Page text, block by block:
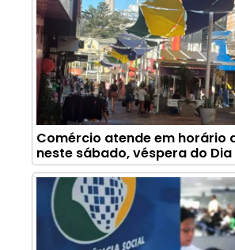
Comércio atende em horário
neste sábado, véspera do Dia